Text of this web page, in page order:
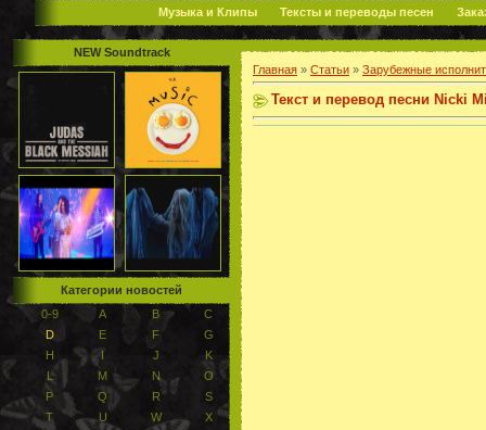
Музыка и Клипы Тексты и переводы песен
NEW Soundtrack
Категории новостей
0-9
A B
C
D
E F
G
H
I J
K
L
M N
O
P
Q R
S
T
U W
X
Главная » Статьи » Зарубежные
Текст и перевод песни Nicki